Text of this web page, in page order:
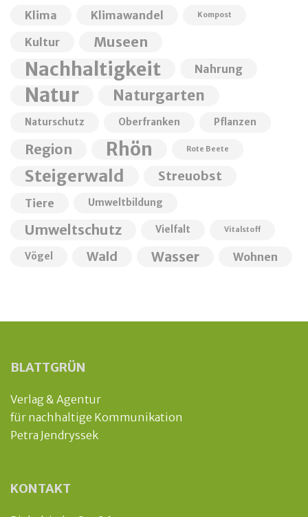
Klima Klimawandel Kompost
Kultur Museen
Nachhaltigkeit Nahrung
Natur Naturgarten
Naturschutz Oberfranken Pflanzen
Region Rhön Rote Beete
Steigerwald Streuobst
Tiere Umweltbildung
Umweltschutz Vielfalt Vitalstoff
Vögel Wald Wasser Wohnen
BLATTGRÜN
Verlag & Agentur
für nachhaltige Kommunikation
Petra Jendryssek
KONTAKT